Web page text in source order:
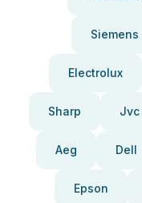
Siemens
Electrolux
Sharp Jvc
Aeg Dell
Epson